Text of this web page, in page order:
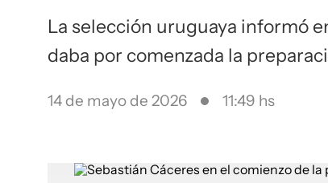
La selección uruguaya informó
daba por comenzada la
14 de mayo de 2026 11:49 hs